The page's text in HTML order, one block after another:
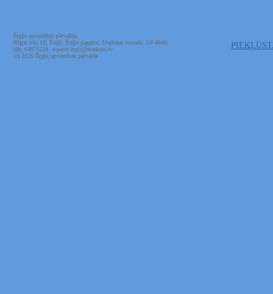
Ērgļu apvienības pārvalde,
Rīgas iela 10, Ērgļi, Ērgļu pagasts, Madonas novads, LV-4840,
tālr. 64871231, e-pasts ergli@madona.lv
(c) 2026 Ērgļu apvienības pārvalde